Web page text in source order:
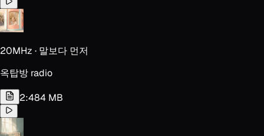
20MHz · 말보다 먼저
옥탑방 radio
2:484 MB